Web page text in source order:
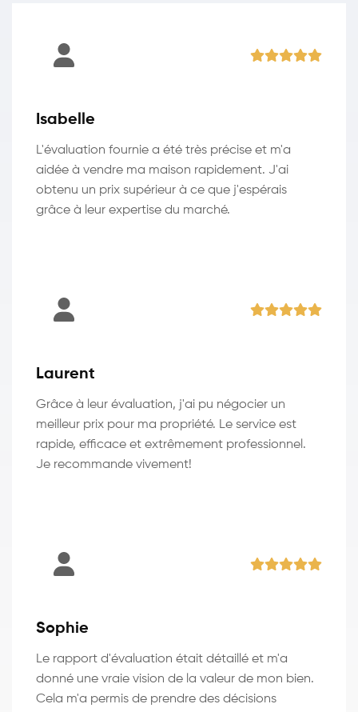
Isabelle
L'évaluation fournie a été très précise et m'a
aidée à vendre ma maison rapidement. J'ai
obtenu un prix supérieur à ce que j'espérais
grâce à leur expertise du marché.
Laurent
Grâce à leur évaluation, j'ai pu négocier un
meilleur prix pour ma propriété. Le service est
rapide, efficace et extrêmement professionnel.
Je recommande vivement!
Sophie
Le rapport d'évaluation était détaillé et m'a
donné une vraie vision de la valeur de mon bien.
Cela m'a permis de prendre des décisions